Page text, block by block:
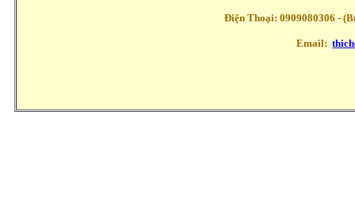
Điện Thoại: 0909080306 -
Email: